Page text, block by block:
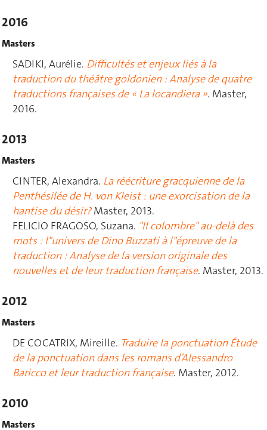
2016
Masters
SADIKI, Aurélie. Difficultés et enjeux liés à la
traduction du théâtre goldonien : Analyse de quatre
traductions françaises de « La locandiera ». Master,
2016.
2013
Masters
CINTER, Alexandra. La réécriture gracquienne de la
Penthésilée de H. von Kleist : une exorcisation de la
hantise du désir?Master, 2013.
FELICIO FRAGOSO, Suzana. "Il colombre" au-delà des
mots : l"univers de Dino Buzzati à l"épreuve de la
traduction : Analyse de la version originale des
nouvelles et de leur traduction française. Master, 2013.
2012
Masters
DE COCATRIX, Mireille. Traduire la ponctuation Étude
de la ponctuation dans les romans d’Alessandro
Baricco et leur traduction française. Master, 2012.
2010
Masters